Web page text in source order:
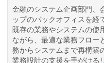
金融のシステム企画部門、
ップのバックオフィスを経
既存の業務やシステムの使
ながら、最適な業務フロー
務からシステムまで再構築
業務設計の支援を手がける